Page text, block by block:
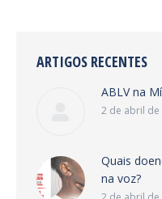
ARTIGOS RECENTES
ABLV na
2 de abril de
Quais
na voz?